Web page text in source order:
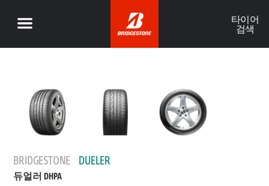
타이어
검색
BRIDGESTONE DUELER
듀얼러 DHPA